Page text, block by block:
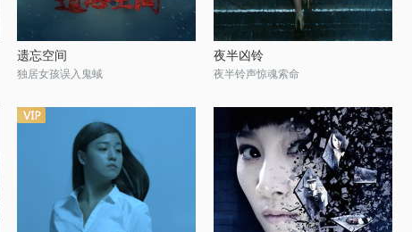
遗忘空间
独居女孩误入鬼蜮
夜半凶铃
夜半铃声惊魂索命